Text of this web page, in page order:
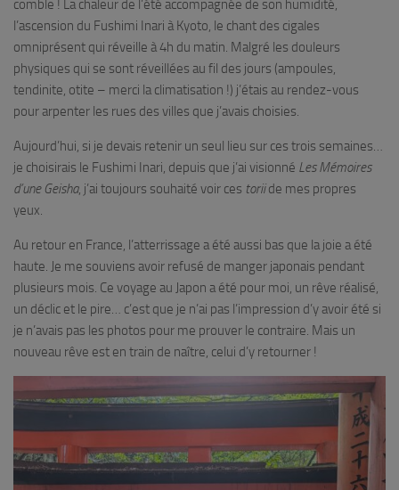
comble ! La chaleur de l’été accompagnée de son humidité,
l’ascension du Fushimi Inari à Kyoto, le chant des cigales
omniprésent qui réveille à 4h du matin. Malgré les douleurs
physiques qui se sont réveillées au fil des jours (ampoules,
tendinite, otite – merci la climatisation !) j’étais au rendez-vous
pour arpenter les rues des villes que j’avais choisies.
Aujourd’hui, si je devais retenir un seul lieu sur ces trois semaines…
je choisirais le Fushimi Inari, depuis que j’ai visionné Les Mémoires
d’une Geisha, j’ai toujours souhaité voir ces toriide mes propres
yeux.
Au retour en France, l’atterrissage a été aussi bas que la joie a été
haute. Je me souviens avoir refusé de manger japonais pendant
plusieurs mois. Ce voyage au Japon a été pour moi, un rêve réalisé,
un déclic et le pire… c’est que je n’ai pas l’impression d’y avoir été si
je n’avais pas les photos pour me prouver le contraire. Mais un
nouveau rêve est en train de naître, celui d’y retourner !